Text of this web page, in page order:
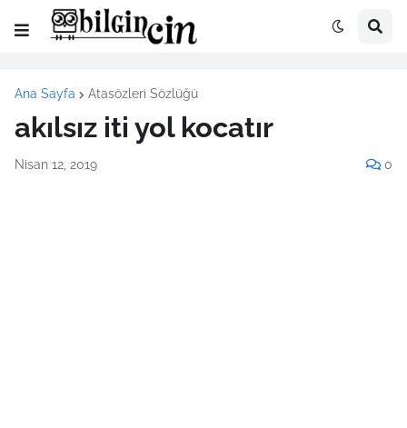
Ana Sayfa Atasözleri Sözlüğü
akılsız iti yol kocatır
Nisan 12, 2019 0